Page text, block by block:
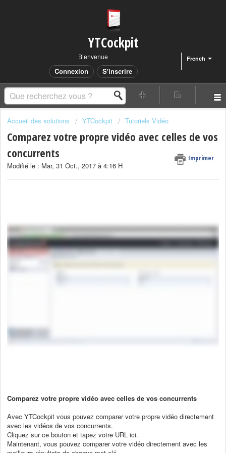
YTCockpit
French
Bienvenue
Connexion S'inscrire
Accueil des solutions YTCockpit Tutoriels Vidéo
Comparez votre propre vidéo avec celles de vos
concurrents
Imprimer
Modifié le : Mar, 31 Oct., 2017 à 4:16 H
Comparez votre propre vidéo avec celles de vos concurrents
Avec YTCockpit vous pouvez comparer votre propre vidéo directement
avec les vidéos de vos concurrents.
Cliquez sur ce bouton et tapez votre URL ici.
Maintenant, vous pouvez comparer votre vidéo directement avec les